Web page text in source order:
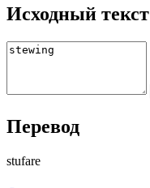
Исходный текст
Перевод
stufare